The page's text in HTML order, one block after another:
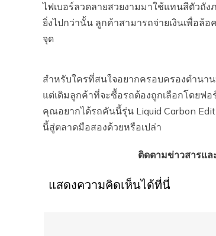
ไฟเบอร์ลวดลายสวยงามมาใช้แทนสีตัวถัง
ยิ่งไปกว่านั้น ลูกค้าสามารถจ่ายเงินเพื่อล้
จุด
สำหรับใครที่สนใจอยากครอบครองตำนา
แต่เดิมลูกค้าที่จะซื้อรถต้องถูกเลือกโดยฟ
คุณอยากได้รถคันนี้รุ่น Liquid Carbon
นี้สู่ตลาดมือสองด้วยหรือเปล่า
ติดตามข่าวสารแ
แสดงความคิดเห็นได้ที่นี่